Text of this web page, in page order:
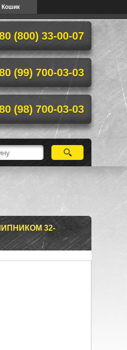
Кошик
(800) 33-00-07
(99) 700-03-03
(98) 700-03-03
32-